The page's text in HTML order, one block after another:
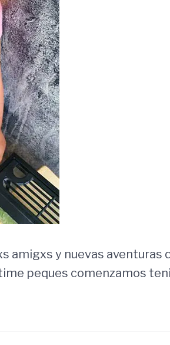
amigxs y nuevas aventuras
peques comenzamos